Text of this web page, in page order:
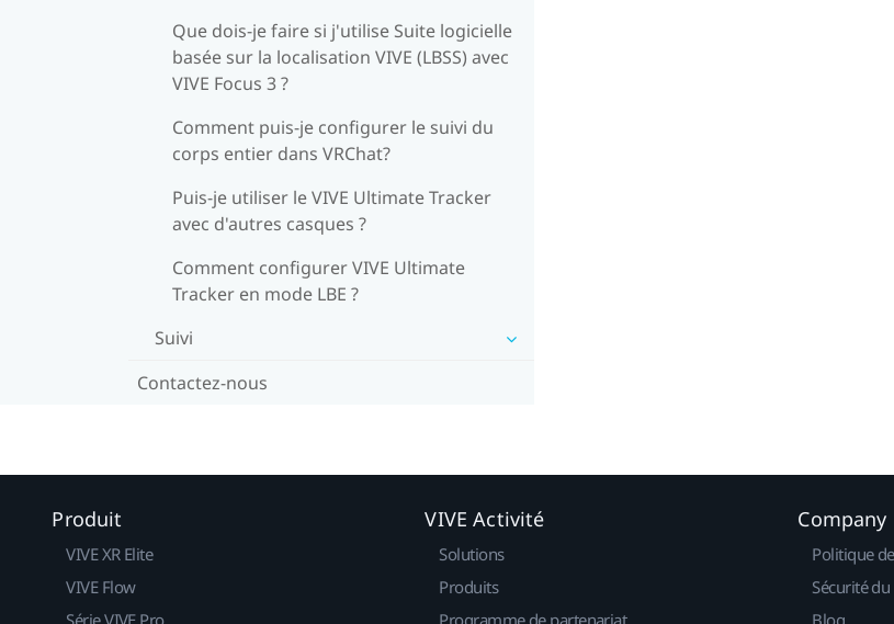
Que dois-je faire si j'utilise Suite logicielle
basée sur la localisation VIVE (LBSS) avec
VIVE Focus 3 ?
Comment puis-je configurer le suivi du
corps entier dans VRChat?
Puis-je utiliser le VIVE Ultimate Tracker
avec d'autres casques ?
Comment configurer VIVE Ultimate
Tracker en mode LBE ?
Suivi
Contactez-nous
Produit
VIVE XR Elite
VIVE Flow
Série VIVE Pro
VIVE Activité
Solutions
Produits
Programme de partenariat
Company
Politique
Sécurité
Blog